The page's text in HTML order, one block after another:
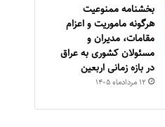
بخشنامه ممنوعیت
هرگونه ماموریت و اعزام
مقامات، مدیران و
مسئولان کشوری به عراق
در بازه زمانی اربعین
۱۲ مرداد‌ماه ۱۴۰۵